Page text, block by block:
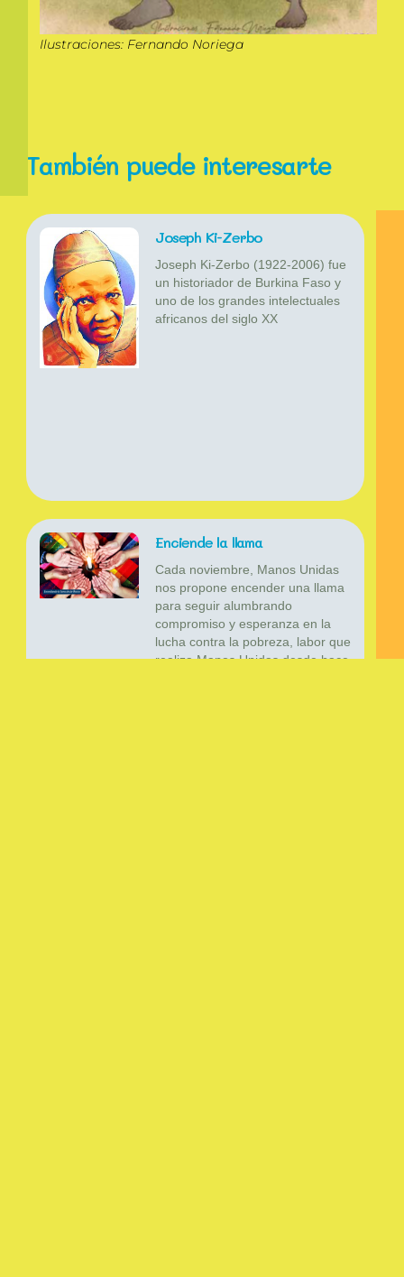
Ilustraciones: Fernando Noriega
También puede interesarte
Joseph Ki-Zerbo
Joseph Ki-Zerbo (1922-2006) fue
un historiador de Burkina Faso y
uno de los grandes intelectuales
africanos del siglo XX
Enciende la llama
Cada noviembre, Manos Unidas
nos propone encender una llama
para seguir alumbrando
compromiso y esperanza en la
lucha contra la pobreza, labor que
realiza Manos Unidas desde hace